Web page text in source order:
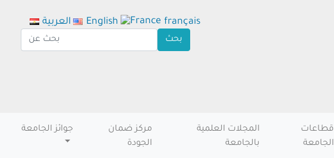
قطاعات
الجامعة
المجلات العلمية
بالجامعة
مركز ضمان
الجودة
جوائز الجامعة
العربية English français